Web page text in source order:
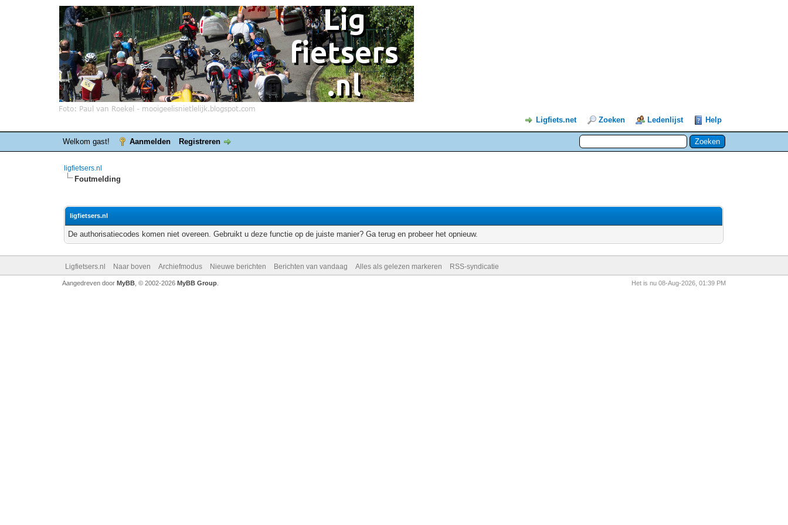
Ligfiets.net Zoeken Ledenlijst Help
Welkom gast! Aanmelden Registreren
ligfietsers.nl
Foutmelding
ligfietsers.nl
De authorisatiecodes komen niet overeen. Gebruikt u deze functie op de juiste manier? Ga terug en probeer het opnieuw.
Ligfietsers.nl Naar boven Archiefmodus Nieuwe berichten Berichten van vandaag Alles als gelezen markeren RSS-syndicatie
Het is nu 08-Aug-2026, 01:39 PM
Aangedreven door MyBB, © 2002-2026 MyBB Group.